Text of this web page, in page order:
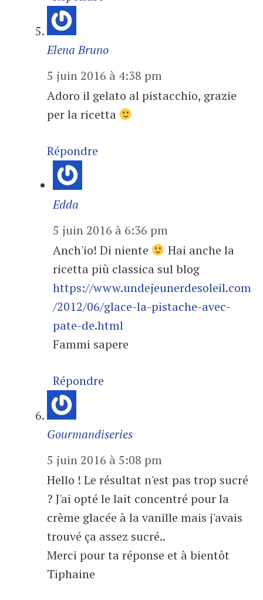
Elena Bruno
5 juin 2016 à 4:38 pm
Adoro il gelato al pistacchio, grazie
per la ricetta
Répondre
Edda
5 juin 2016 à 6:36 pm
Anch'io! Di niente
Hai anche la
ricetta più classica sul blog
https://www.undejeunerdesoleil.com
/2012/06/glace-la-pistache-avec-
pate-de.html
Fammi sapere
Répondre
Gourmandiseries
5 juin 2016 à 5:08 pm
Hello ! Le résultat n'est pas trop sucré
? J'ai opté le lait concentré pour la
crème glacée à la vanille mais j'avais
trouvé ça assez sucré..
Merci pour ta réponse et à bientôt
Tiphaine